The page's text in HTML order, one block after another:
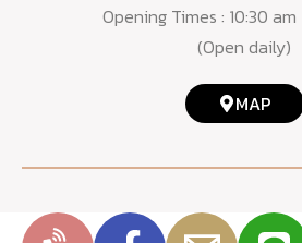
Opening Times : 10:30
(Open daily)
MAP